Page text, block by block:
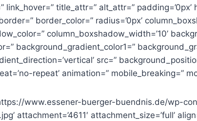
link_hover=” title_attr=” alt_attr=” padding=’0px’
border_color=” radius=’0px’
column_boxshadow_width=’10’
background_gradient_color1=”
src=”
repeat’ animation=” mobile_breaking=”
www.essener-buerger-buendnis.de/wp-
attachment=’4611′ attachment_size=’full’